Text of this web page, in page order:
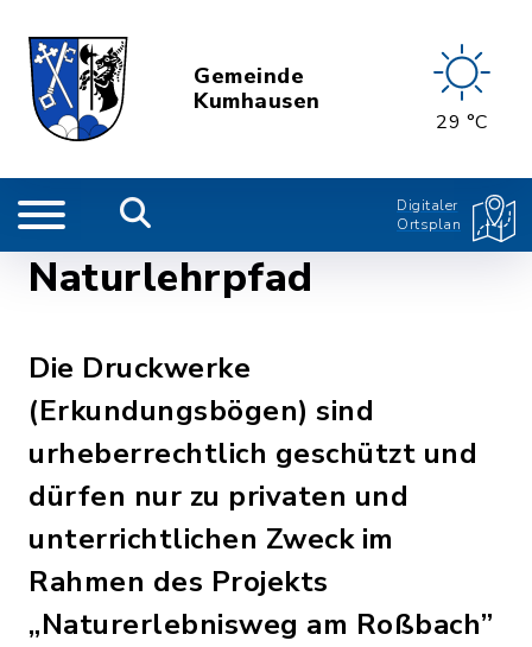
Gemeinde
Kumhausen
29 °C
Digitaler
Ortsplan
Naturlehrpfad
Die Druckwerke
(Erkundungsbögen) sind
urheberrechtlich geschützt und
dürfen nur zu privaten und
unterrichtlichen Zweck im
Rahmen des Projekts
„Naturerlebnisweg am Roßbach”